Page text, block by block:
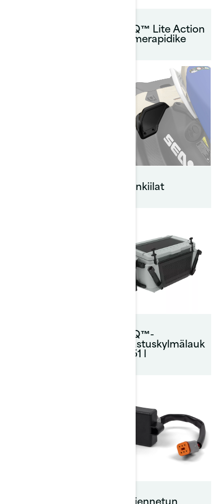
LinQ™ Lite Action
-kamerapidike
Astinkiilat
LinQ™-
kalastuskylmälauk
ku 51 l
Laajennetun